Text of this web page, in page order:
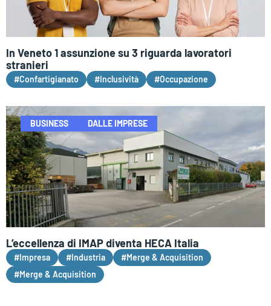
In Veneto 1 assunzione su 3 riguarda lavoratori
stranieri
#Confartigianato #Inclusività #Occupazione
BUSINESS DALLE IMPRESE
L’eccellenza di IMAP diventa HECA Italia
#Impresa #Industria
#Merge & Acquisition
#Merge & Acquisition